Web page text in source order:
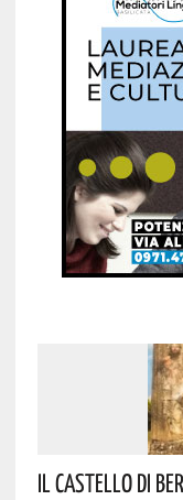
Il Castello Di